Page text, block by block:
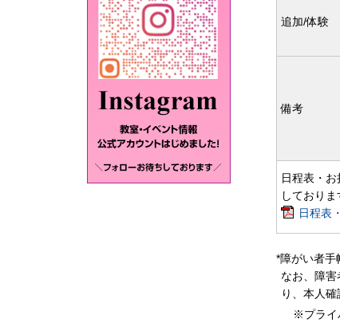
追加/体験
備考
日程表・
しており
日程表
*障がい者手
なお、障
り、本人確
※プライ